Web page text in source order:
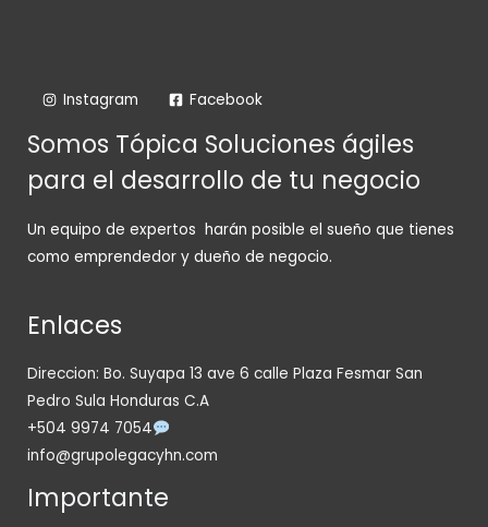
Instagram Facebook
Somos Tópica Soluciones ágiles
para el desarrollo de tu negocio
Un equipo de expertos harán posible el sueño que tienes
como emprendedor y dueño de negocio.
Enlaces
Direccion: Bo. Suyapa 13 ave 6 calle Plaza Fesmar San
Pedro Sula Honduras C.A
+504 9974 7054
info@grupolegacyhn.com
Importante